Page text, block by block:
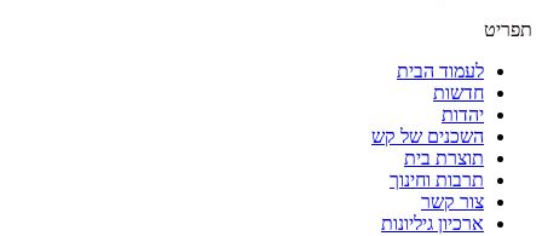
תפריט
לעמוד הבית
חדשות
יהדות
השכנים של קש
תוצרת בית
תרבות וחינוך
צור קשר
ארכיון גיליונות